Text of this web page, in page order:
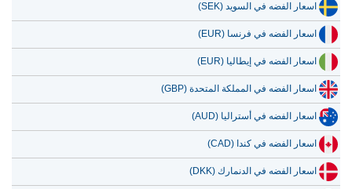
اسعار الفضه في السويد (SEK)
اسعار الفضه في فرنسا (EUR)
اسعار الفضه في إيطاليا (EUR)
اسعار الفضه في المملكة المتحدة (GBP)
اسعار الفضه في أستراليا (AUD)
اسعار الفضه في كندا (CAD)
اسعار الفضه في الدنمارك (DKK)